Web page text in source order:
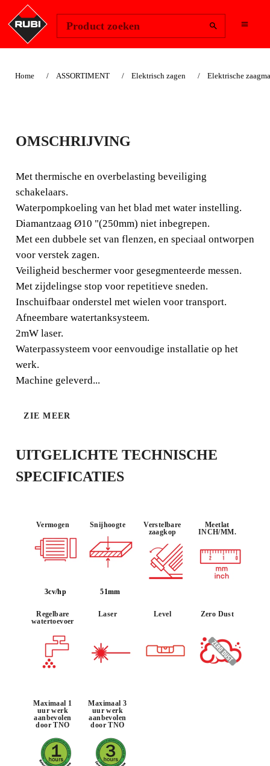
Product zoeken
Home ASSORTIMENT Elektrisch zagen Elektrische
DS-250-N 1300
LASER&LEVEL
ZAAGMACHINES
ZEER NAUWKEURIGE EN
FUNCTIONELE MACHINE,
IDEAAL VOOR HET
VERSTEK ZAGEN.
Met thermische en overbelasting beveiliging schakelaars.
Waterpompkoeling van het blad met water instelling.
GEBRUIK :
DOOR DIT PRODUCT TE
REGISTREREN BIJ DE CLUB RUBI
VERDIENTOT 486RUBI
GRATIS GARANTIE
VERLENGD OP IN
AANMERKING KOMENDE
OMSCHRIJVING
Met thermische en overbelasting beveiliging
schakelaars.
Waterpompkoeling van het blad met water instelling.
Diamantzaag Ø10 "(250mm) niet inbegrepen.
Met een dubbele set van flenzen, en speciaal ontworpen
voor verstek zagen.
Veiligheid beschermer voor gesegmenteerde messen.
Met zijdelingse stop voor repetitieve sneden.
Inschuifbaar onderstel met wielen voor transport.
Afneembare watertanksysteem.
2mW laser.
Waterpassysteem voor eenvoudige installatie op het
werk.
Machine geleverd...
ZIE MEER
UITGELICHTE TECHNISCHE
SPECIFICATIES
Vermogen
3cv/hp
Snijhoogte
51mm
Verstelbare
zaagkop
Meetlat
INCH/MM.
Regelbare
watertoevoer
Laser Level Zero Dust
Maximaal 1
uur werk
aanbevolen
door TNO
Maximaal 3
uur werk
aanbevolen
door TNO